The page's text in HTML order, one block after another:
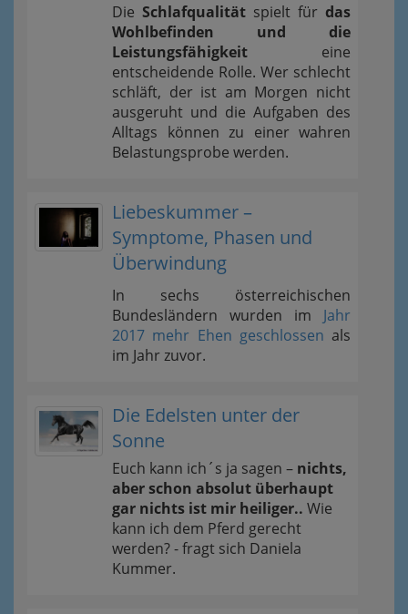
Die Schlafqualität spielt für das
Wohlbefinden und die
Leistungsfähigkeit eine
entscheidende Rolle. Wer schlecht
schläft, der ist am Morgen nicht
ausgeruht und die Aufgaben des
Alltags können zu einer wahren
Belastungsprobe werden.
Liebeskummer –
Symptome, Phasen und
Überwindung
In sechs österreichischen
Bundesländern wurden im Jahr
2017 mehr Ehen geschlossen als
im Jahr zuvor.
Die Edelsten unter der
Sonne
Euch kann ich´s ja sagen – nichts,
aber schon absolut überhaupt
gar nichts ist mir heiliger.. Wie
kann ich dem Pferd gerecht
werden? - fragt sich Daniela
Kummer.